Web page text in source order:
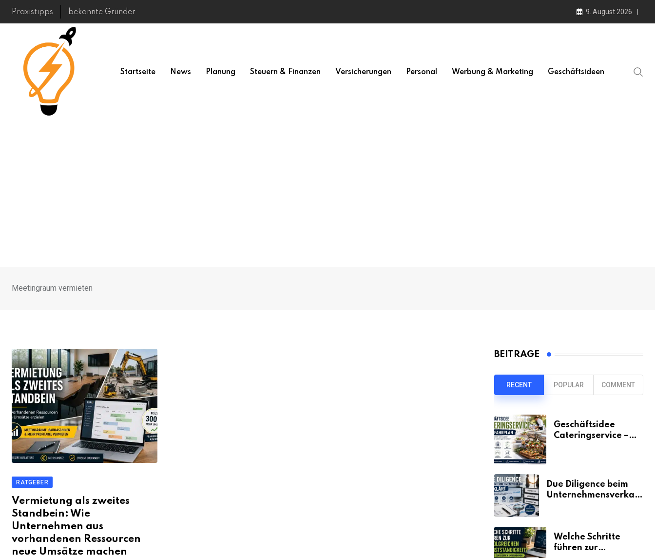
Skip
Praxistipps bekannte Gründer 9. August 2026
Startseite News Planung Steuern & Finanzen Versicherungen Personal Werbung & Marketing Geschäftsideen
Meetingraum vermieten
RATGEBER
Vermietung als zweites
Standbein: Wie
Unternehmen aus
vorhandenen Ressourcen
neue Umsätze machen
BEITRÄGE
RECENT POPULAR COMMENT
Geschäftsidee
Cateringservice –
Due Diligence beim
Unternehmensverkauf
Welche Schritte
führen zur